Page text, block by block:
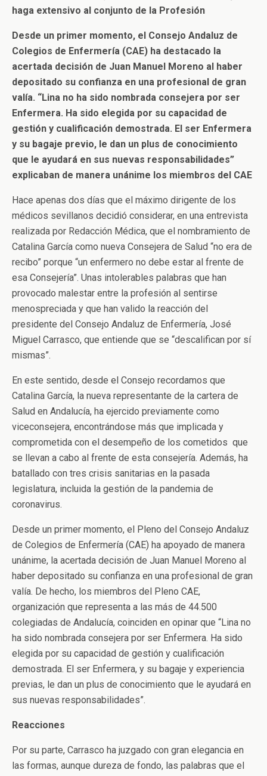
haga extensivo al conjunto de la Profesión
Desde un primer momento, el Consejo Andaluz de
Colegios de Enfermería (CAE) ha destacado la
acertada decisión de Juan Manuel Moreno al haber
depositado su confianza en una profesional de gran
valía. “Lina no ha sido nombrada consejera por ser
Enfermera. Ha sido elegida por su capacidad de
gestión y cualificación demostrada. El ser Enfermera
y su bagaje previo, le dan un plus de conocimiento
que le ayudará en sus nuevas responsabilidades”
explicaban de manera unánime los miembros del CAE
Hace apenas dos días que el máximo dirigente de los
médicos sevillanos decidió considerar, en una entrevista
realizada por Redacción Médica, que el nombramiento de
Catalina García como nueva Consejera de Salud “no era de
recibo” porque “un enfermero no debe estar al frente de
esa Consejería”. Unas intolerables palabras que han
provocado malestar entre la profesión al sentirse
menospreciada y que han valido la reacción del
presidente del Consejo Andaluz de Enfermería, José
Miguel Carrasco, que entiende que se “descalifican por sí
mismas”.
En este sentido, desde el Consejo recordamos que
Catalina García, la nueva representante de la cartera de
Salud en Andalucía, ha ejercido previamente como
viceconsejera, encontrándose más que implicada y
comprometida con el desempeño de los cometidos que
se llevan a cabo al frente de esta consejería. Además, ha
batallado con tres crisis sanitarias en la pasada
legislatura, incluida la gestión de la pandemia de
coronavirus.
Desde un primer momento, el Pleno del Consejo Andaluz
de Colegios de Enfermería (CAE) ha apoyado de manera
unánime, la acertada decisión de Juan Manuel Moreno al
haber depositado su confianza en una profesional de gran
valía. De hecho, los miembros del Pleno CAE,
organización que representa a las más de 44.500
colegiadas de Andalucía, coinciden en opinar que “Lina no
ha sido nombrada consejera por ser Enfermera. Ha sido
elegida por su capacidad de gestión y cualificación
demostrada. El ser Enfermera, y su bagaje y experiencia
previas, le dan un plus de conocimiento que le ayudará en
sus nuevas responsabilidades”.
Reacciones
Por su parte, Carrasco ha juzgado con gran elegancia en
las formas, aunque dureza de fondo, las palabras que el